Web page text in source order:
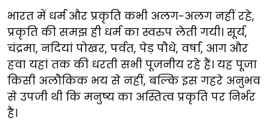
भारत में धर्म और प्रकृति कभी अलग-अलग नहीं रहे,
प्रकृति की समझ ही धर्म का स्वरुप लेती गयी। सूर्य,
चंद्रमा, नदियां पोखर, पर्वत, पेड़ पौधे, वर्षा, आग और
हवा यहां तक की धरती सभी पूजनीय रहे हैं। यह पूजा
किसी अलौकिक भय से नहीं, बल्कि इस गहरे अनुभव
से उपजी थी कि मनुष्य का अस्तित्व प्रकृति पर निर्भर
है।